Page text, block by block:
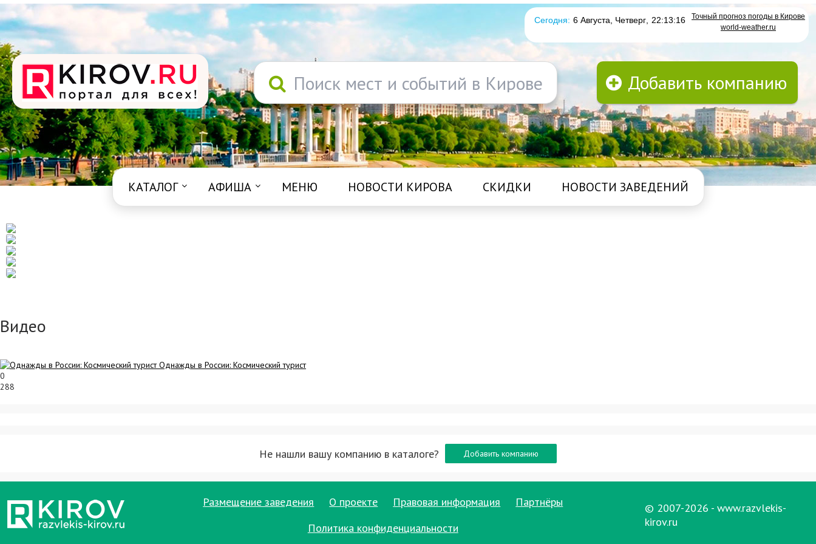
Сегодня: 6 Августа, Четверг 22:13:17
Точный прогноз погоды в Кирове
world-weather.ru
Поиск мест и событий в Кирове Добавить компанию
КАТАЛОГ АФИША МЕНЮ НОВОСТИ КИРОВА СКИДКИ НОВОСТИ ЗАВЕДЕНИЙ
Видео
Однажды в России: Космический турист
0
288
Не нашли вашу компанию в каталоге? Добавить компанию
Размещение заведения О проекте Правовая информация
Партнёры
Политика конфиденциальности
© 2007-2026 - www.razvlekis-
kirov.ru